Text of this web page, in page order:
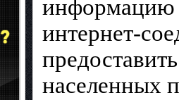
информацию
интернет-
населенных